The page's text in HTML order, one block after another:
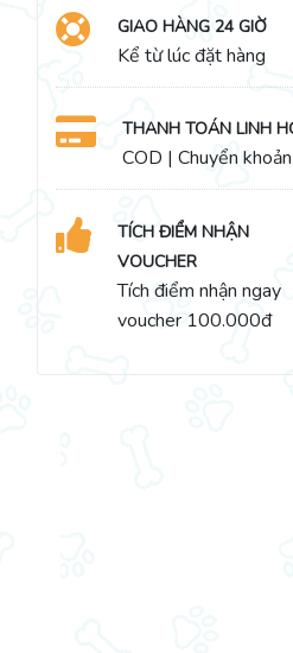
GIAO HÀNG 24 GIỜ
Kể từ lúc đặt hàng
THANH TOÁN LINH
COD | Chuyển khoản
TÍCH ĐIỂM NHẬN
VOUCHER
Tích điểm nhận ngay
voucher 100.000đ